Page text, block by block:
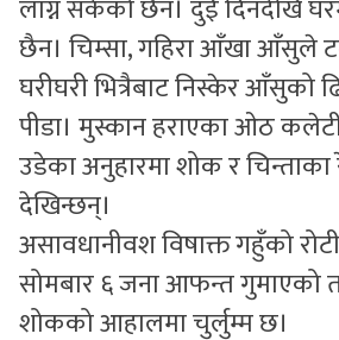
भिडियो
लाग्न सकेको छैन। दुई दिनदेखि
छैन। चिम्सा, गहिरा आँखा आँसुले
घरीघरी भित्रैबाट निस्केर आँसुको
पीडा। मुस्कान हराएका ओठ
उडेका अनुहारमा शोक र चिन्ताका
देखिन्छन्।
असावधानीवश विषाक्त गहुँको
सोमबार ६ जना आफन्त गुमाएको
शोकको आहालमा चुर्लुम्म छ।